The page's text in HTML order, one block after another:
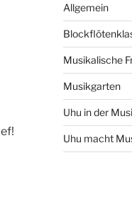
Allgemein
Musikalische
Musikgarten
Uhu in der
Uhu macht